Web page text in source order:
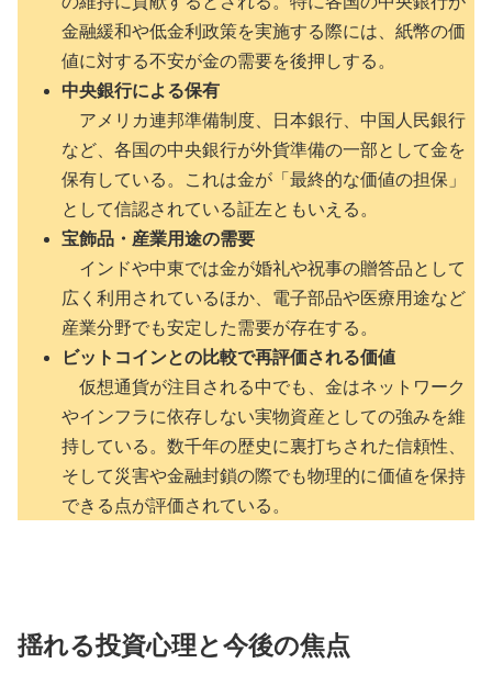
金融緩和や低金利政策を実施する際には、紙幣の価
値に対する不安が金の需要を後押しする。
中央銀行による保有
アメリカ連邦準備制度、日本銀行、中国人民銀行
など、各国の中央銀行が外貨準備の一部として金を
保有している。これは金が「最終的な価値の担保」
として信認されている証左ともいえる。
宝飾品・産業用途の需要
インドや中東では金が婚礼や祝事の贈答品として
広く利用されているほか、電子部品や医療用途など
産業分野でも安定した需要が存在する。
ビットコインとの比較で再評価される価値
仮想通貨が注目される中でも、金はネットワーク
やインフラに依存しない実物資産としての強みを維
持している。数千年の歴史に裏打ちされた信頼性、
そして災害や金融封鎖の際でも物理的に価値を保持
できる点が評価されている。
揺れる投資心理と今後の焦点